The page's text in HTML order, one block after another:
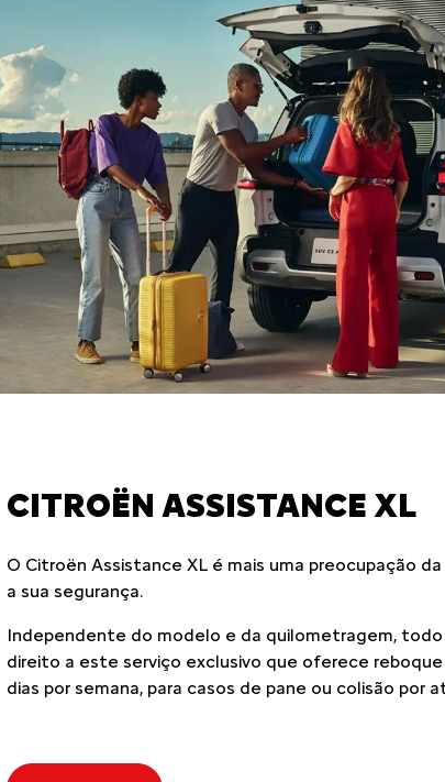
CITROËN ASSISTANCE XL
O Citroën Assistance XL é mais uma preocupação
a sua segurança.
Independente do modelo e da quilometragem,
direito a este serviço exclusivo que oferece reboque
dias por semana, para casos de pane ou colisão por